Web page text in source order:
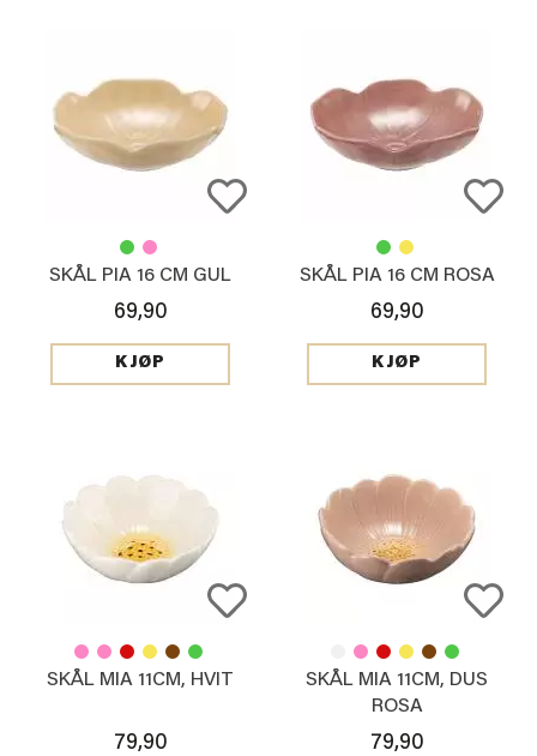
SKÅL PIA 16 CM GUL
69,90
KJØP
SKÅL PIA 16 CM ROSA
69,90
KJØP
SKÅL MIA 11CM, HVIT
79,90
SKÅL MIA 11CM, DUS
ROSA
79,90